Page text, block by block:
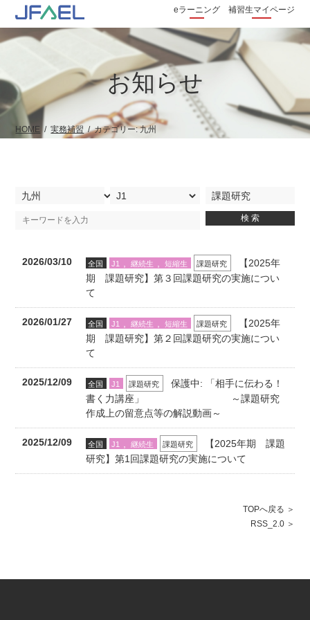
eラーニング 補習生マイページ
お知らせ
HOME 実務補習 カテゴリー:九州
2026/03/10 全国 J1 , 継続生 , 短縮生 課題研究
【2025年
期 課題研究】第３回課題研究の実施につい
て
2026/01/27 全国 J1 , 継続生 , 短縮生 課題研究
【2025年
期 課題研究】第２回課題研究の実施につい
て
2025/12/09 全国 J1 課題研究
保護中: 「相手に伝わる！
書く力講座」 ～課題研究
作成上の留意点等の解説動画～
2025/12/09 全国 J1 , 継続生 課題研究
【2025年期 課題
研究】第1回課題研究の実施について
TOPへ戻る
RSS_2.0